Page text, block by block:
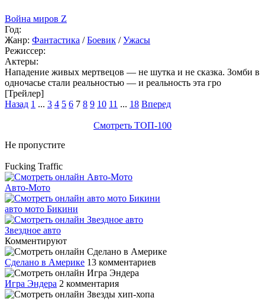
Война миров Z
Год:
Жанр: Фантастика /Боевик /Ужасы
Режиссер:
Актеры:
Нападение живых мертвецов — не шутка и не сказка. Зомби в
одночасье стали реальностью — и реальность эта гро
[Трейлер]
Назад 1 ... 3 4 5 6 7 8 9 10 11 ... 18 Вперед
Смотреть ТОП-100
Не пропустите
Fucking Traffic
Авто-Мото
авто мото Бикини
Звездное авто
Комментируют
Сделано в Америке 13 комментариев
Игра Эндера 2 комментария